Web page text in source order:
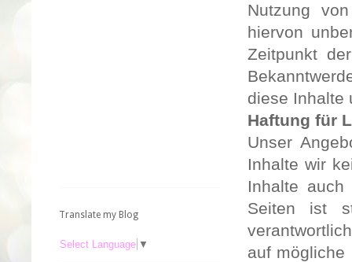
Nutzung
hiervon
Zeitpunkt
diese Inhalte
Haftung für
Unser
Inhalte wir
Inhalte
Seiten ist
auf mögliche
Translate my Blog
Select Language ▼